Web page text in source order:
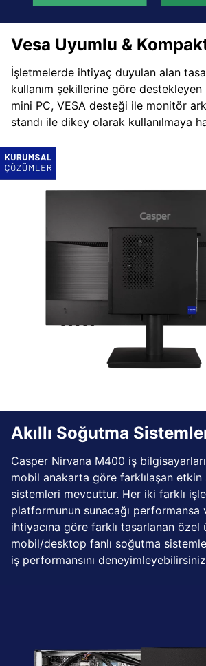
Vesa Uyumlu &
İşletmelerde ihtiyaç duyulan alan
kullanım şekillerine göre
mini PC, VESA desteği ile monitör
standı ile dikey olarak kullanılmaya
Akıllı Soğutma
Casper Nirvana M400 iş
mobil anakarta göre farklılaşan etkin
sistemleri mevcuttur. Her iki farklı
platformunun sunacağı performansa
ihtiyacına göre farklı tasarlanan özel
mobil/desktop fanlı soğutma
iş performansını